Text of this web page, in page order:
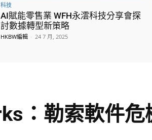
科技
AI賦能零售業 WFH永澐科技分享會探
討數據轉型新策略
HKBW編輯 - 24 7 月, 2025